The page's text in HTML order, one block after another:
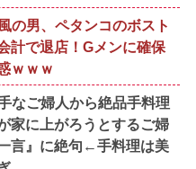
の男、ペタンコのボスト
計で退店！Gメンに確保
ｗｗｗ
なご婦人から絶品手料理
家に上がろうとするご婦
言』に絶句←手料理は美